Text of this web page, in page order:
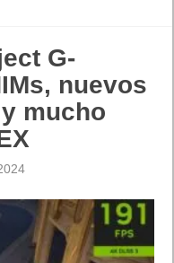
G-
nuevos
mucho